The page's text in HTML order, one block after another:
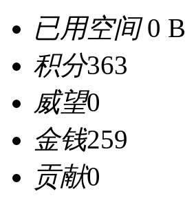
已用空间0 B
积分363
威望0
金钱259
贡献0